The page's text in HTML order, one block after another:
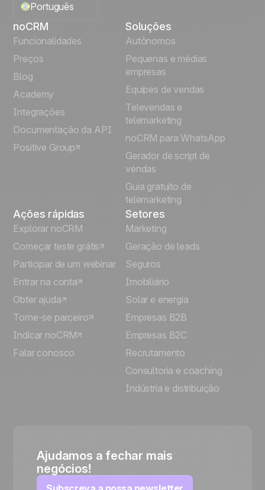
Português
English
Français
Español
Italiano
Deutsch
noCRM
Funcionalidades
Preços
Blog
Academy
Integrações
Documentação da API
Positive Group
Soluções
Autônomos
Pequenas e médias
empresas
Equipes de vendas
Televendas e
telemarketing
noCRM para WhatsApp
Gerador de script de
vendas
Guia gratuito de
telemarketing
Ações rápidas
Explorar noCRM
Começar teste grátis
Participar de um webinar
Entrar na conta
Obter ajuda
Torne-se parceiro
Indicar noCRM
Falar conosco
Setores
Marketing
Geração de leads
Seguros
Imobiliário
Solar e energia
Empresas B2B
Empresas B2C
Recrutamento
Consultoria e coaching
Indústria e distribuição
Ajudamos a fechar mais
negócios!